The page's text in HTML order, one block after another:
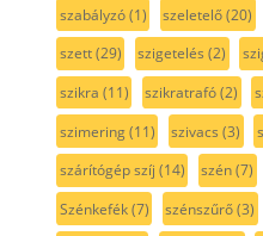
szabályzó(1) szeletelő(20)
szett(29) szigetelés (2)
szikra (11) szikratrafó(2)
szimering(11) szivacs (3)
szárítógép szíj (14) szén(7)
Szénkefék(7) szénszűrő(3)